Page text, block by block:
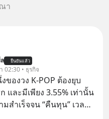
า
ยืนยันแล้ว
02:30 • ธุรกิจ
ของวง K-POP ต้องยุบ
และมีเพียง 3.55% เท่านั้น
สำเร็จจน “คืนทุน” เวลา